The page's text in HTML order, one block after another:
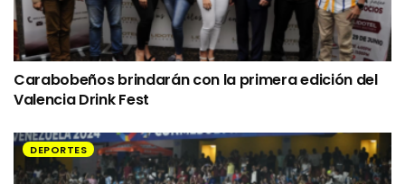
Carabobeños brindarán con la primera edición del
Valencia Drink Fest
DEPORTES